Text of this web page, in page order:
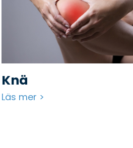
Knä
Läs mer >